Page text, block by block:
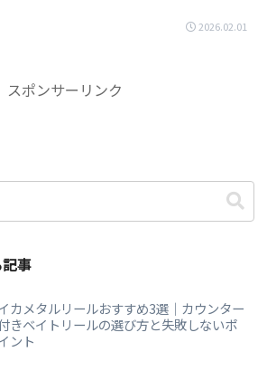
2026.02.01
スポンサーリンク
事
カメタルリールおすすめ3選｜カウンター
きベイトリールの選び方と失敗しないポ
ント